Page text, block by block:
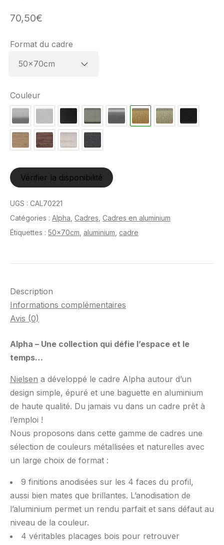
70,50€
Format du cadre
Couleur
Vérifier la disponibilité
UGS : CAL70221
Catégories : Alpha Cadres Cadres en aluminium
Étiquettes : 50x70cm aluminium cadre
Description
Informations complémentaires
Avis (0)
Alpha – Une collection qui défie l’espace et le
temps…
Nielsen a développé le cadre Alpha autour d’un
design simple, épuré et une baguette en aluminium
de haute qualité. Du jamais vu dans un cadre prêt à
l’emploi !
Nous proposons dans cette gamme de cadres une
sélection de couleurs métallisées et naturelles avec
un large choix de format :
9 finitions anodisées sur les 4 faces du profil,
aussi bien mates que brillantes. L’anodisation de
l’aluminium permet un rendu parfait et sans défaut au
niveau de la couleur.
4 véritables placages bois pour retrouver